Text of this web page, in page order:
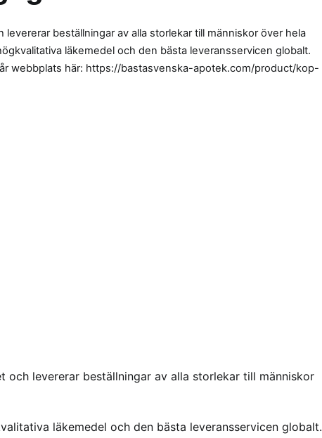
beställningar av alla storlekar till människor över hela
läkemedel och den bästa leveransservicen globalt.
webbplats här: https://bastasvenska-apotek.com/product/kop-
levererar beställningar av alla storlekar till människor
läkemedel och den bästa leveransservicen globalt.